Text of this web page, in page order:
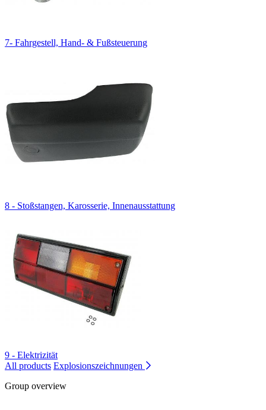
7- Fahrgestell, Hand- & Fußsteuerung
8 - Stoßstangen, Karosserie, Innenausstattung
9 - Elektrizität
All products Explosionszeichnungen
Group overview